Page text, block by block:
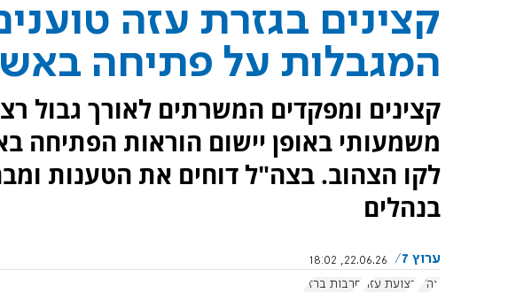
קצינים בגזרת עזה
המגבלות על פתיחה באש
קצינים ומפקדים המשרתים לאורך גבול
משמעותי באופן יישום הוראות הפתיחה
לקו הצהוב. בצה"ל דוחים את הטענות
בנהלים
ערוץ 7
22.06.26, 18:02
צה"ל
רצועת עזה חרבות ברזל